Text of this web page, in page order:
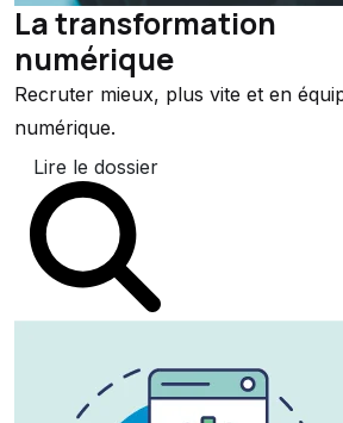
La transformation
numérique
Recruter mieux, plus vite et en
numérique.
Lire le dossier